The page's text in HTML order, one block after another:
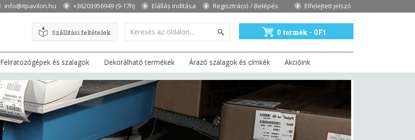
info@itpavilon.hu +36203956949 (9-17h) Elállás indítása Regisztráció / Belépés Elfelejtett jelszó
Szállítási feltételek 0 termék - 0Ft
Feliratozógépek és szalagok Dekorálható termékek Árazó szalagok és címkék Akcióink